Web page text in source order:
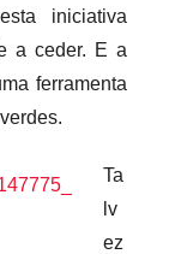
iniciativa
a ceder. E a
ferramenta
Ta
lv
ez